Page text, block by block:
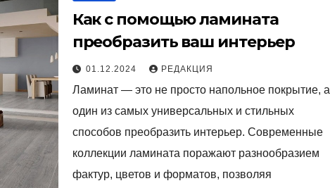
Как с помощью ламината
преобразить ваш интерьер
01.12.2024 РЕДАКЦИЯ
Ламинат — это не просто напольное покрытие, а
один из самых универсальных и стильных
способов преобразить интерьер. Современные
коллекции ламината поражают разнообразием
фактур, цветов и форматов, позволяя